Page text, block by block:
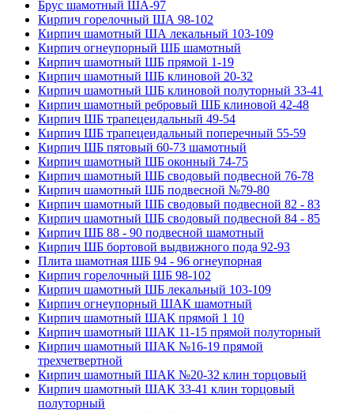
Брус шамотный ША-97
Кирпич горелочный ША 98-102
Кирпич шамотный ША лекальный 103-109
Кирпич огнеупорный ШБ шамотный
Кирпич шамотный ШБ прямой 1-19
Кирпич шамотный ШБ клиновой 20-32
Кирпич шамотный ШБ клиновой полуторный 33-41
Кирпич шамотный ребровый ШБ клиновой 42-48
Кирпич ШБ трапецеидальный 49-54
Кирпич ШБ трапецеидальный поперечный 55-59
Кирпич ШБ пятовый 60-73 шамотный
Кирпич шамотный ШБ оконный 74-75
Кирпич шамотный ШБ сводовый подвесной 76-78
Кирпич шамотный ШБ подвесной №79-80
Кирпич шамотный ШБ сводовый подвесной 82 - 83
Кирпич шамотный ШБ сводовый подвесной 84 - 85
Кирпич ШБ 88 - 90 подвесной шамотный
Кирпич ШБ бортовой выдвижного пода 92-93
Плита шамотная ШБ 94 - 96 огнеупорная
Кирпич горелочный ШБ 98-102
Кирпич шамотный ШБ лекальный 103-109
Кирпич огнеупорный ШАК шамотный
Кирпич шамотный ШАК прямой 1 10
Кирпич шамотный ШАК 11-15 прямой полуторный
Кирпич шамотный ШАК №16-19 прямой
трехчетвертной
Кирпич шамотный ШАК №20-32 клин торцовый
Кирпич шамотный ШАК 33-41 клин торцовый
полуторный